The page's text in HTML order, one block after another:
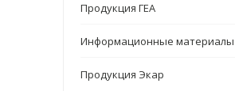
Продукция ГЕА
Информационные материалы
Продукция Экар